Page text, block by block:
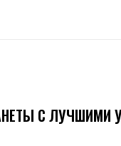
С ЛУЧШИМИ